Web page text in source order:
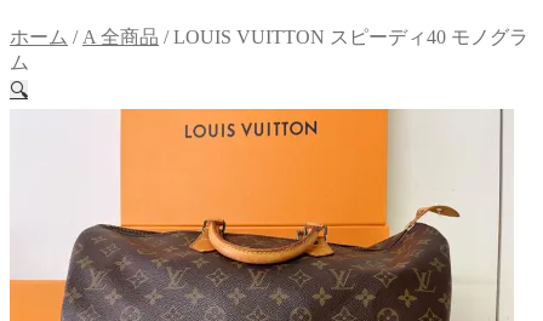
ホーム / A 全商品 /LOUIS VUITTON スピーディ40 モノグラ
ム
🔍